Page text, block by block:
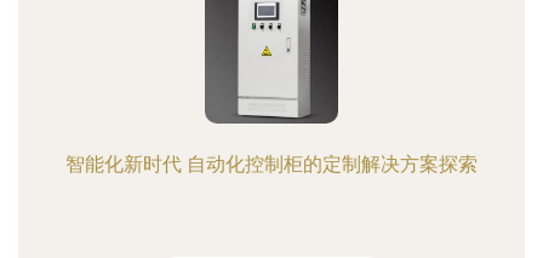
智能化新时代 自动化控制柜的定制解决方案探索